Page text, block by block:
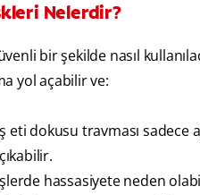
Nelerdir?
bir şekilde nasıl
yol açabilir ve:
dokusu travması sadece
hassasiyete neden